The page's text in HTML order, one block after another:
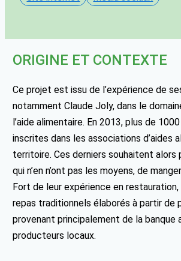
ORIGINE ET CONTEXTE
Ce projet est issu de l’expérience de
notamment Claude Joly, dans le
l’aide alimentaire. En 2013, plus de
inscrites dans les associations d’aides
territoire. Ces derniers souhaitent
qui n’en n’ont pas les moyens, de
Fort de leur expérience en
repas traditionnels élaborés à partir de
provenant principalement de la banque
producteurs locaux.